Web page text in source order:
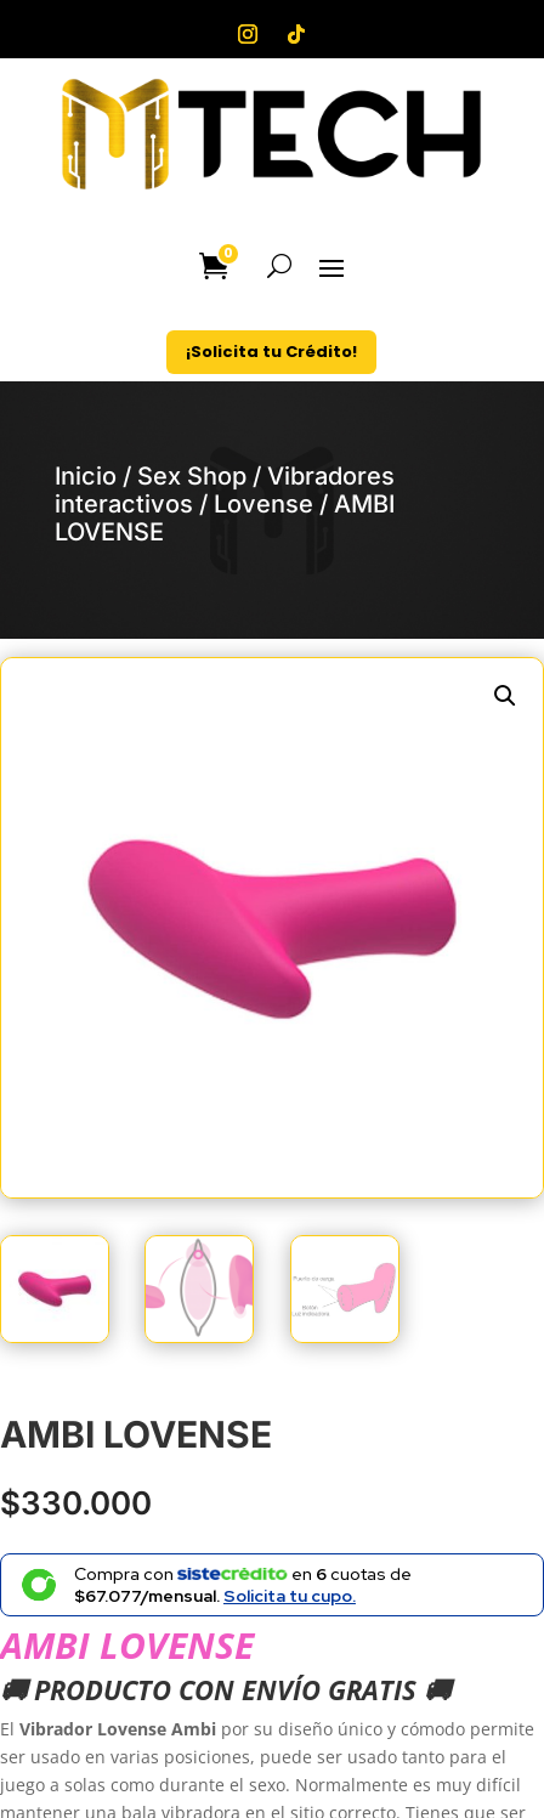
0
¡Solicita tu Crédito!
Inicio/ Sex Shop/ Vibradores
interactivos / Lovense / AMBI
LOVENSE
AMBI LOVENSE
$330.000
Compra con en 6cuotas de
$67.077/mensual.Solicita tu cupo.
AMBI LOVENSE
🚚 PRODUCTO CON ENVÍO GRATIS 🚚
El Vibrador Lovense Ambi por su diseño único y cómodo permite
ser usado en varias posiciones, puede ser usado tanto para el
juego a solas como durante el sexo. Normalmente es muy difícil
mantener una bala vibradora en el sitio correcto. Tienes que ser